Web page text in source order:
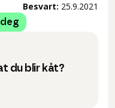
Besvart: 25.9.2021
du blir kåt?